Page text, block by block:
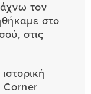
τον
στο
στις
Corner